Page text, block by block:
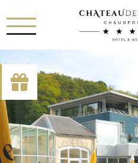
[availability_search
category_include="sejour,
RUE HAUSTER 9, B-
+32(0)4